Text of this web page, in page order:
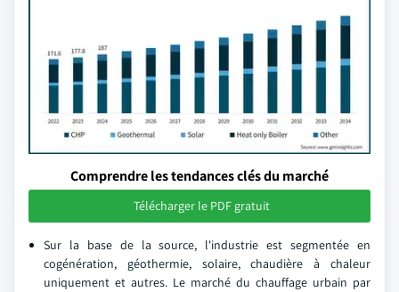
Comprendre les tendances clés du marché
Télécharger le PDF gratuit
Sur la base de la source, l'industrie est segmentée en
cogénération, géothermie, solaire, chaudière à chaleur
uniquement et autres. Le marché du chauffage urbain par